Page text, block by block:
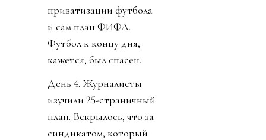
приватизации футбола
и сам план ФИФА.
Футбол к концу дня,
кажется, был спасен.
День 4. Журналисты
изучили 25-страничный
план. Вскрылось, что за
синдикатом, который